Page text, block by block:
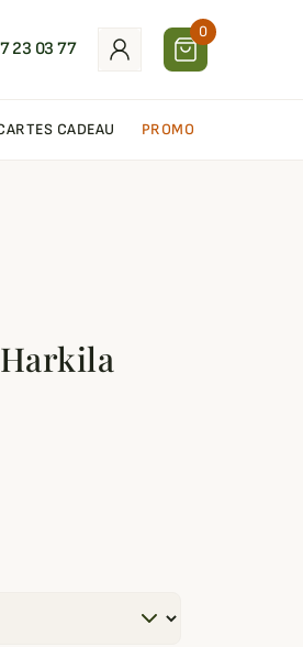
23 03 77
0
CADEAU PROMO